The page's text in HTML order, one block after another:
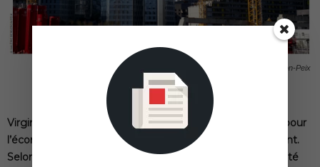
Photo Valérie Bergeron-Peix
Virginie Speight. Le poids du BTP est considérable tant pour
l’économie d’un pays que pour les populations qui y vivent.
Selon une étude McKinsey, la croissance de la productivité